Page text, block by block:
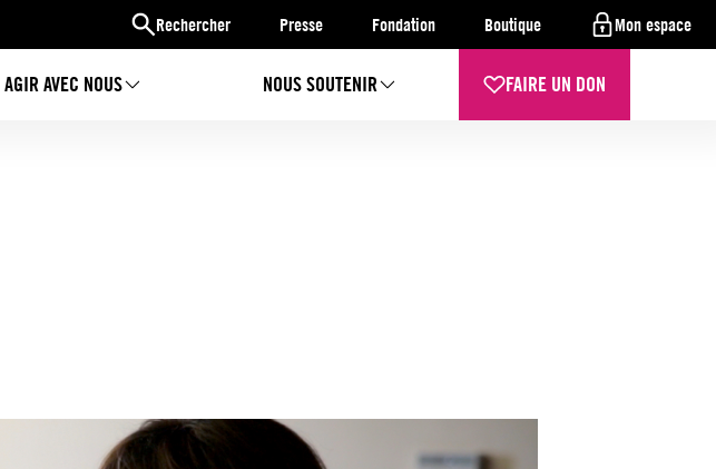
Rechercher Presse Fondation Boutique Mon espace
AGIR AVEC NOUS NOUS SOUTENIR FAIRE UN DON